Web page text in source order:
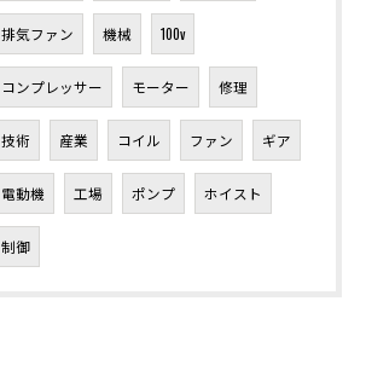
排気ファン 機械 100v
コンプレッサー モーター 修理
技術 産業 コイル ファン ギア
電動機 工場 ポンプ ホイスト
制御